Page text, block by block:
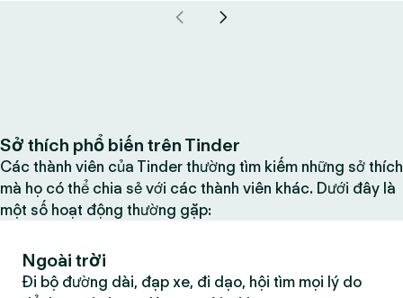
Sở thích phổ biến trên Tinder
Các thành viên của Tinder thường tìm kiếm những sở thích
mà họ có thể chia sẻ với các thành viên khác. Dưới đây là
một số hoạt động thường gặp:
Ngoài trời
Đi bộ đường dài, đạp xe, đi dạo, hội tìm mọi lý do